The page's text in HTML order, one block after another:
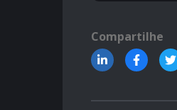
Compartilhe